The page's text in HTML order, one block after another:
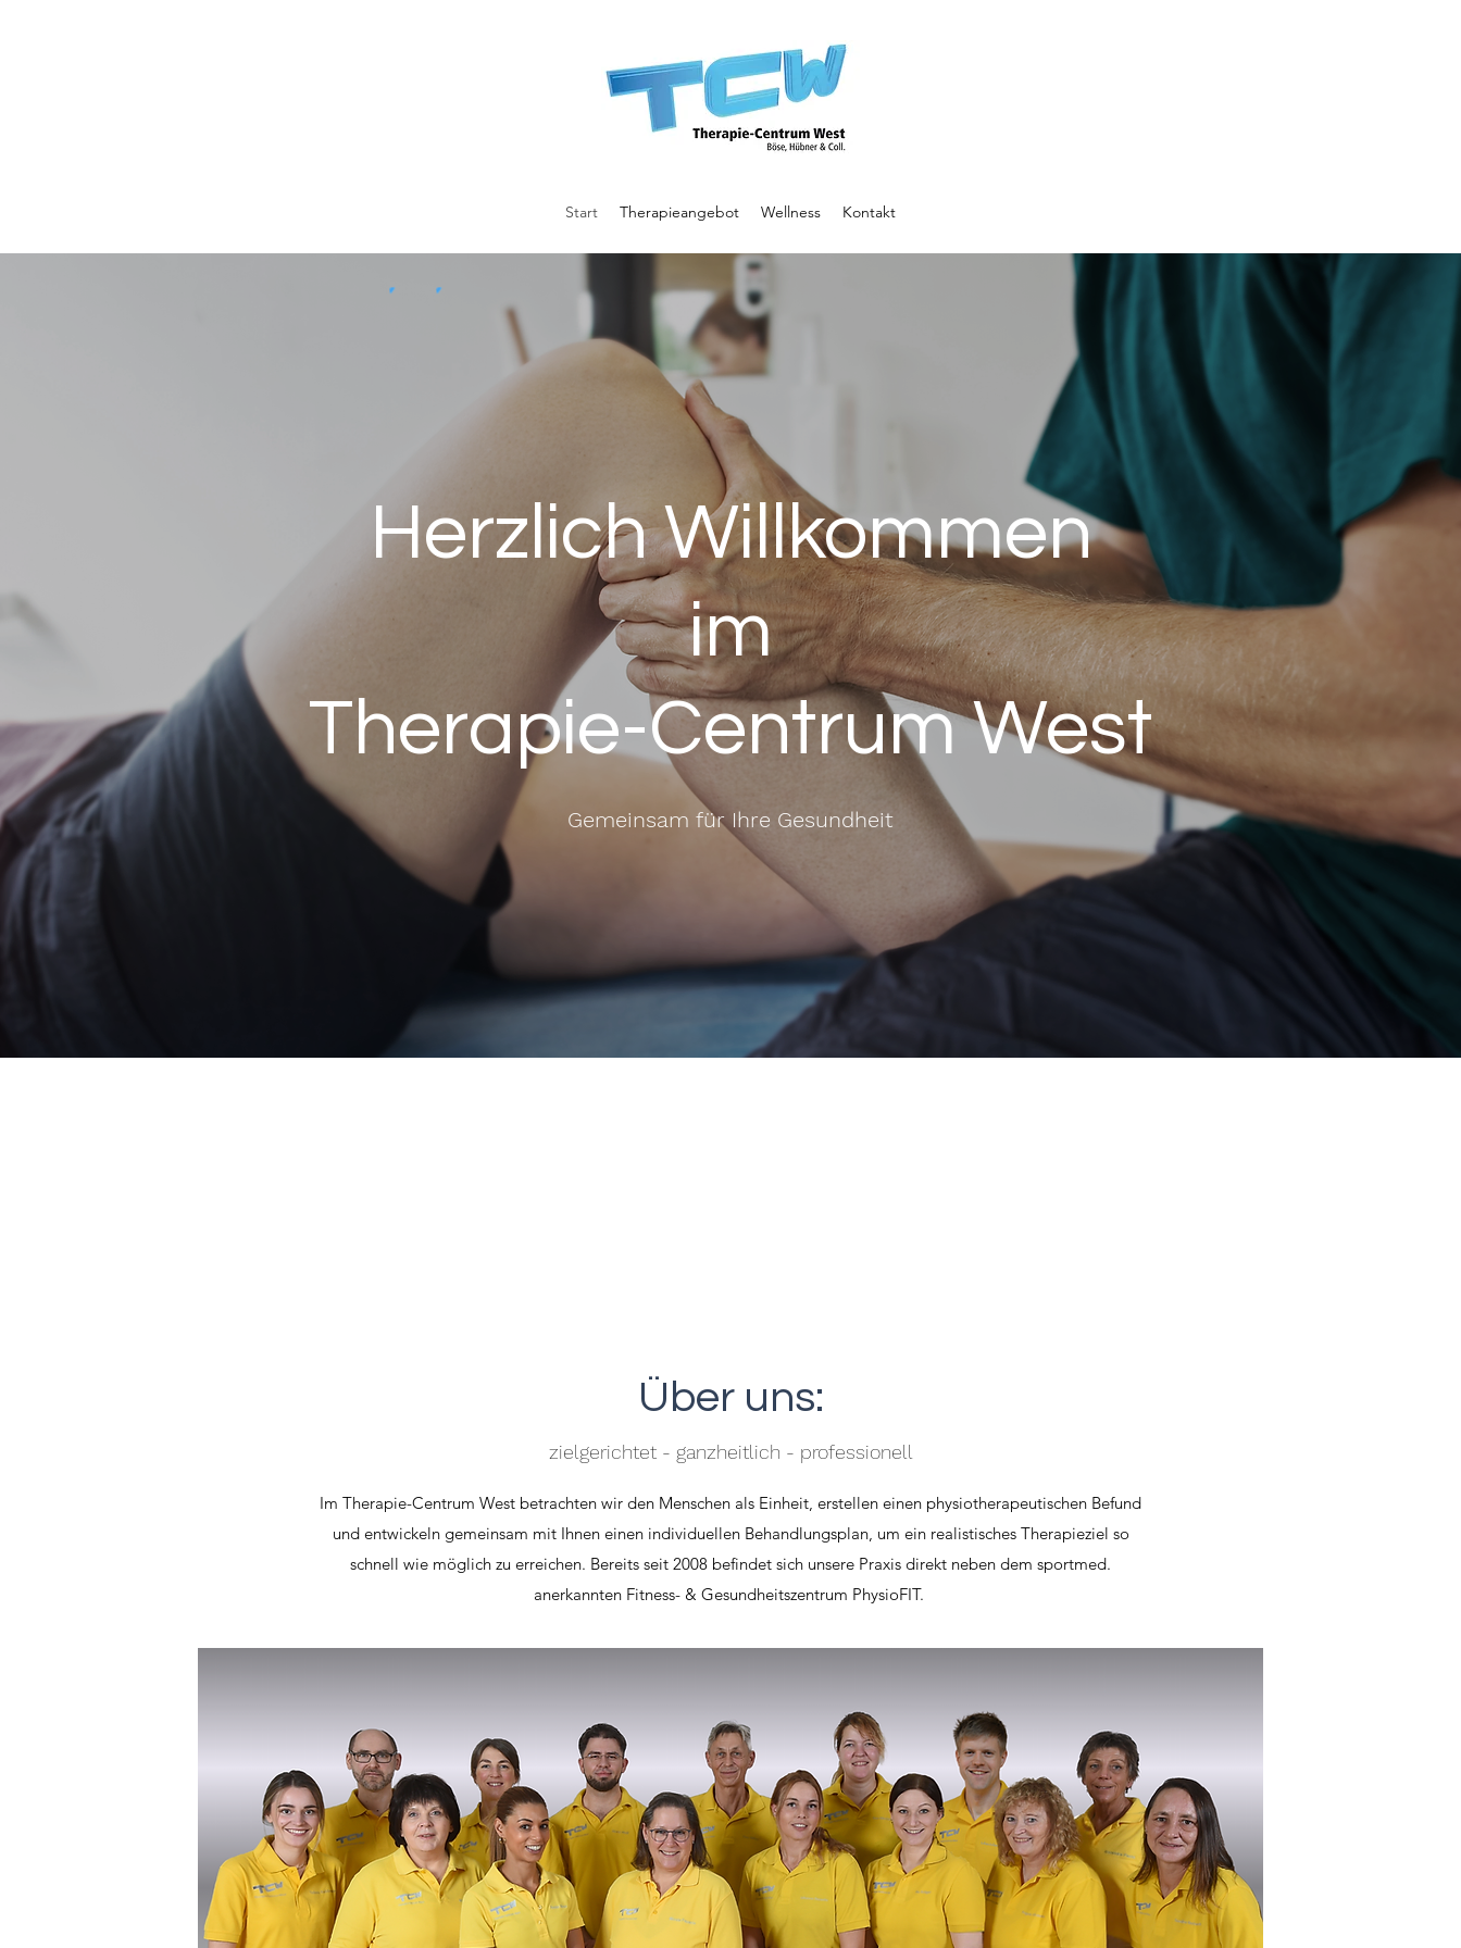
Start Therapieangebot Wellness Kontakt
Herzlich Willkommen
im
Therapie-Centrum West
Gemeinsam für Ihre Gesundheit
zielgerichtet - ganzheitlich - professionell
Im Therapie-Centrum West betrachten wir den Menschen als Einheit, erstellen einen physiotherapeutischen Befund
und entwickeln gemeinsam mit Ihnen einen individuellen Behandlungsplan, um ein realistisches Therapieziel so
schnell wie möglich zu erreichen. Bereits seit 2008 befindet sich unsere Praxis direkt neben dem sportmed.
anerkannten Fitness- & Gesundheitszentrum PhysioFIT.
Über uns: